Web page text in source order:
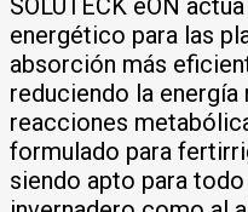
energético para las
absorción más
reduciendo la energía
reacciones
formulado para
siendo apto para